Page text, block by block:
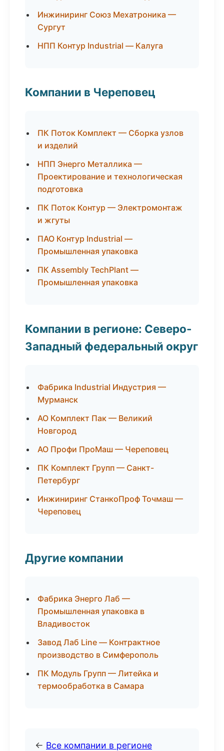
Инжиниринг Союз Мехатроника —
Сургут
НПП Контур Industrial — Калуга
Компании в Череповец
ПК Поток Комплект — Сборка узлов
и изделий
НПП Энерго Металлика —
Проектирование и технологическая
подготовка
ПК Поток Контур — Электромонтаж
и жгуты
ПАО Контур Industrial —
Промышленная упаковка
ПК Assembly TechPlant —
Промышленная упаковка
Компании в регионе: Северо-
Западный федеральный округ
Фабрика Industrial Индустрия —
Мурманск
АО Комплект Пак — Великий
Новгород
АО Профи ПроМаш — Череповец
ПК Комплект Групп — Санкт-
Петербург
Инжиниринг СтанкоПроф Точмаш —
Череповец
Другие компании
Фабрика Энерго Лаб —
Промышленная упаковка в
Владивосток
Завод Лаб Line — Контрактное
производство в Симферополь
ПК Модуль Групп — Литейка и
термообработка в Самара
← Все компании в регионе